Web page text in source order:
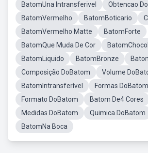
BatomUna Intransferivel
Obtencao
BatomVermelho
BatomBoticario
BatomVermelho Matte
BatomForte
BatomQue Muda De Cor
BatomLiquido
BatomBronze
Composição DoBatom
Volume
BatomIntransferível
Formas DoBatom
Formato DoBatom
Batom De4 Cores
Medidas DoBatom
Quimica DoBatom
BatomNa Boca